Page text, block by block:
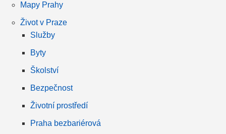
Mapy Prahy
Život v Praze
Služby
Byty
Školství
Bezpečnost
Životní prostředí
Praha bezbariérová